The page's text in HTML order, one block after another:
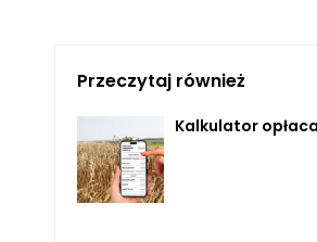
Przeczytaj również
Kalkulator